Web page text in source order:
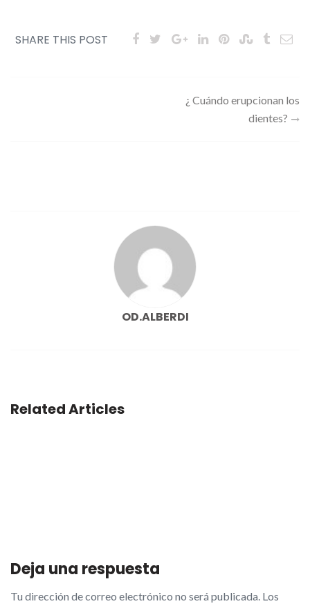
SHARE THIS POST
¿ Cuándo erupcionan los
dientes?
OD.ALBERDI
Related Articles
Deja una respuesta
Tu dirección de correo electrónico no será publicada. Los